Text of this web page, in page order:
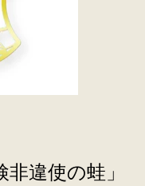
違使の蛙」